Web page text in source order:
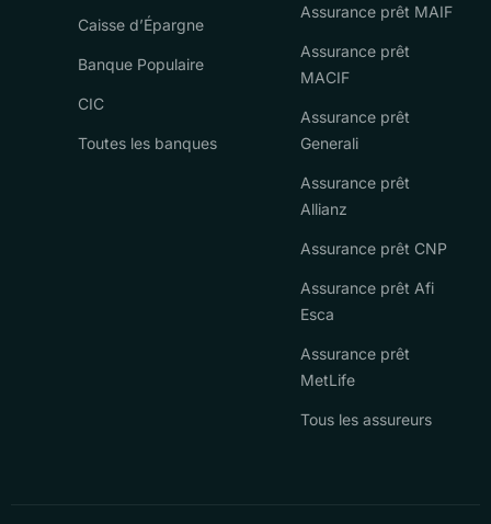
Caisse d’Épargne
Banque Populaire
CIC
Toutes les banques
Assurance prêt MAIF
Assurance prêt
MACIF
Assurance prêt
Generali
Assurance prêt
Allianz
Assurance prêt CNP
Assurance prêt Afi
Esca
Assurance prêt
MetLife
Tous les assureurs